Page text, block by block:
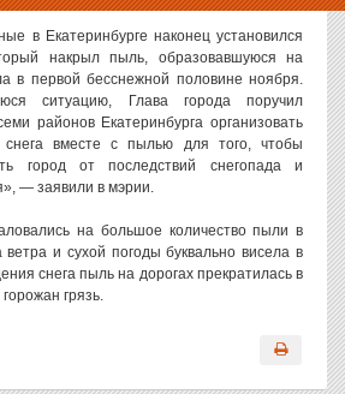
в Екатеринбурге наконец установился
накрыл пыль, образовавшуюся на
в первой бесснежной половине ноября.
ситуацию, Глава города поручил
районов Екатеринбурга организовать
снега вместе с пылью для того, чтобы
город от последствий снегопада и
— заявили в мэрии.
на большое количество пыли в
ветра и сухой погоды буквально висела в
снега пыль на дорогах прекратилась в
грязь.